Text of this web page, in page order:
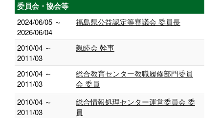
委員会・協会等
2024/06/05 ～
2026/06/04
福島県公益認定等審議会 委員長
2010/04 ～
2011/03
親睦会 幹事
2010/04 ～
2011/03
総合教育センター教職履修部門委員
会 委員
2010/04 ～
2011/03
総合情報処理センター運営委員会 委
員